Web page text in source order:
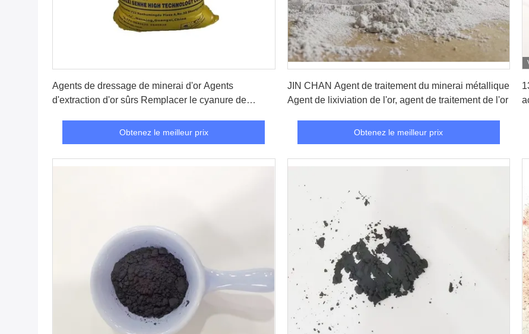
Agents de dressage de minerai d'or Agents
d'extraction d'or sûrs Remplacer le cyanure de
Obtenez le meilleur prix
JIN CHAN Agent de traitement du minerai métallique
Agent de lixiviation de l'or, agent de traitement de l'or
Obtenez le meilleur prix